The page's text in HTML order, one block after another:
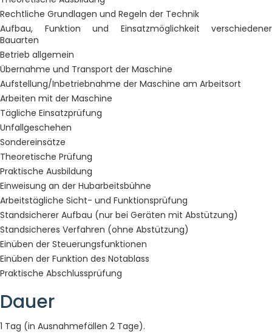
Rechtliche Grundlagen und Regeln der Technik
Aufbau, Funktion und Einsatzmöglichkeit verschiedener
Bauarten
Betrieb allgemein
Übernahme und Transport der Maschine
Aufstellung/Inbetriebnahme der Maschine am Arbeitsort
Arbeiten mit der Maschine
Tägliche Einsatzprüfung
Unfallgeschehen
Sondereinsätze
Theoretische Prüfung
Praktische Ausbildung
Einweisung an der Hubarbeitsbühne
Arbeitstägliche Sicht- und Funktionsprüfung
Standsicherer Aufbau (nur bei Geräten mit Abstützung)
Standsicheres Verfahren (ohne Abstützung)
Einüben der Steuerungsfunktionen
Einüben der Funktion des Notablass
Praktische Abschlussprüfung
Dauer
1 Tag (in Ausnahmefällen 2 Tage).